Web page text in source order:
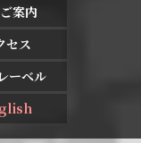
案内
セス
ーベル